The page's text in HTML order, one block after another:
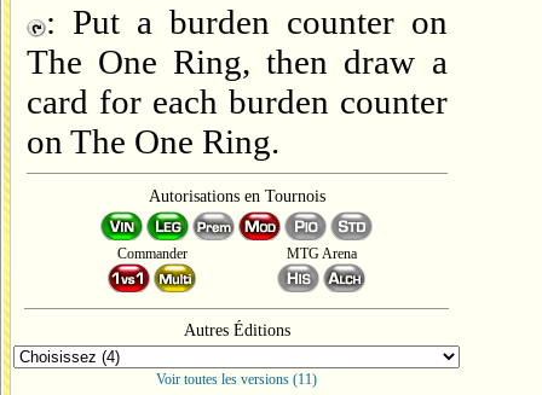
: Put a burden counter on
The One Ring, then draw a
card for each burden counter
on The One Ring.
Autorisations en Tournois
Commander MTG Arena
Autres Éditions
Voir toutes les versions (11)